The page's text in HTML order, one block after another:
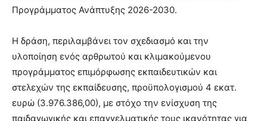
Προγράμματος Ανάπτυξης 2026-2030.
Η δράση, περιλαμβάνει τον σχεδιασμό και την
υλοποίηση ενός αρθρωτού και κλιμακούμενου
προγράμματος επιμόρφωσης εκπαιδευτικών και
στελεχών της εκπαίδευσης, προϋπολογισμού 4 εκατ.
ευρώ (3.976.386,00), με στόχο την ενίσχυση της
παιδαγωγικής και επαγγελματικής τους ικανότητας για